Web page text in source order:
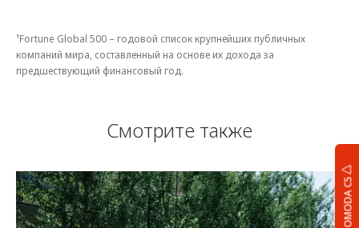
OMODA C5
¹Fortune Global 500 – годовой список крупнейших публичных
компаний мира, составленный на основе их дохода за
предшествующий финансовый год.
Смотрите также